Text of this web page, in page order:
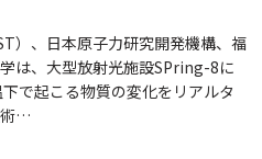
）、日本原子力研究開発機構、福
は、大型放射光施設SPring-8に
で起こる物質の変化をリアルタ
術…